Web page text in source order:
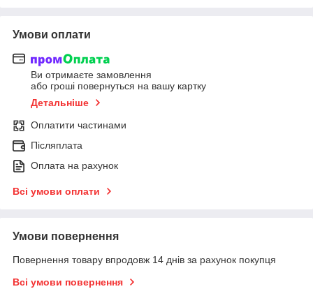
Умови оплати
Ви отримаєте замовлення
або гроші повернуться на вашу картку
Детальніше
Оплатити частинами
Післяплата
Оплата на рахунок
Всі умови оплати
Умови повернення
Повернення товару впродовж 14 днів за рахунок покупця
Всі умови повернення